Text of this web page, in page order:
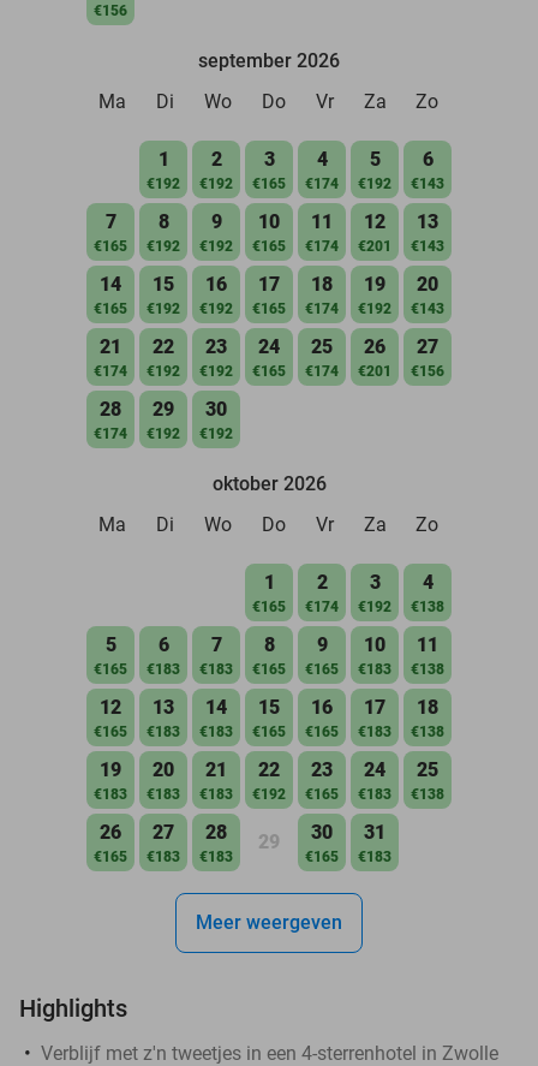
€156
september 2026
Ma
Di Wo Do Vr Za Zo
1
€192
2
€192
3
€165
4
€174
5
€192
6
€143
7
€165
8
€192
9
€192
10
€165
11
€174
12
€201
13
€143
14
€165
15
€192
16
€192
17
€165
18
€174
19
€192
20
€143
21
€174
22
€192
23
€192
24
€165
25
€174
26
€201
27
€156
28
€174
29
€192
30
€192
oktober 2026
Ma
Di Wo Do Vr Za Zo
1
€165
2
€174
3
€192
4
€138
5
€165
6
€183
7
€183
8
€165
9
€165
10
€183
11
€138
12
€165
13
€183
14
€183
15
€165
16
€165
17
€183
18
€138
19
€183
20
€183
21
€183
22
€192
23
€165
24
€183
25
€138
26
€165
27
€183
28
€183
29 30
€165
31
€183
Meer weergeven
Highlights
Verblijf met z'n tweetjes in een 4-sterrenhotel in Zwolle